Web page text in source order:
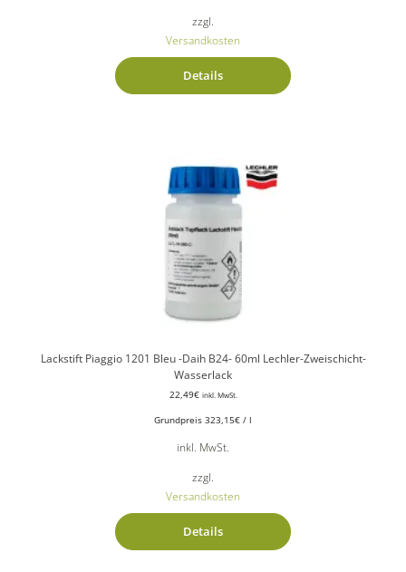
zzgl.
Versandkosten
Details
Lackstift Piaggio 1201 Bleu -Daih B24- 60ml Lechler-Zweischicht-
Wasserlack
22,49€ inkl. MwSt.
Grundpreis 323,15€ / l
inkl. MwSt.
zzgl.
Versandkosten
Details